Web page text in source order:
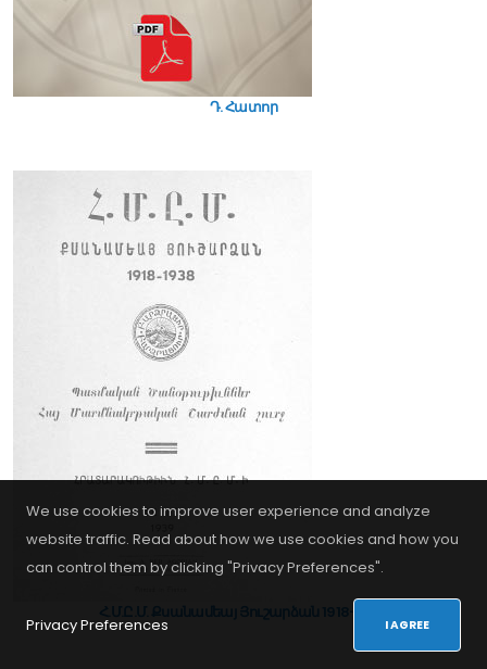
We use cookies to improve user experience and analyze
website traffic. Read about how we use cookies and how you
can control them by clicking "Privacy Preferences".
Privacy Preferences I AGREE
Դ. Հատոր
SUBSCRIBE
Privacy Policy
La Gran Ceremonia de Apertura de...
RESULTADOS DEL SORTEO DE LOS EQUIPOS...
SEGUNDA REUNIÓN EN LÍNEA DE MAESTROS...
iDoWeb